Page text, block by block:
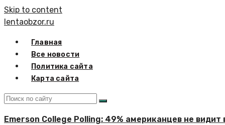
Skip to content
lentaobzor.ru
Главная
Все новости
Политика сайта
Карта сайта
Emerson College Polling: 49% американцев не